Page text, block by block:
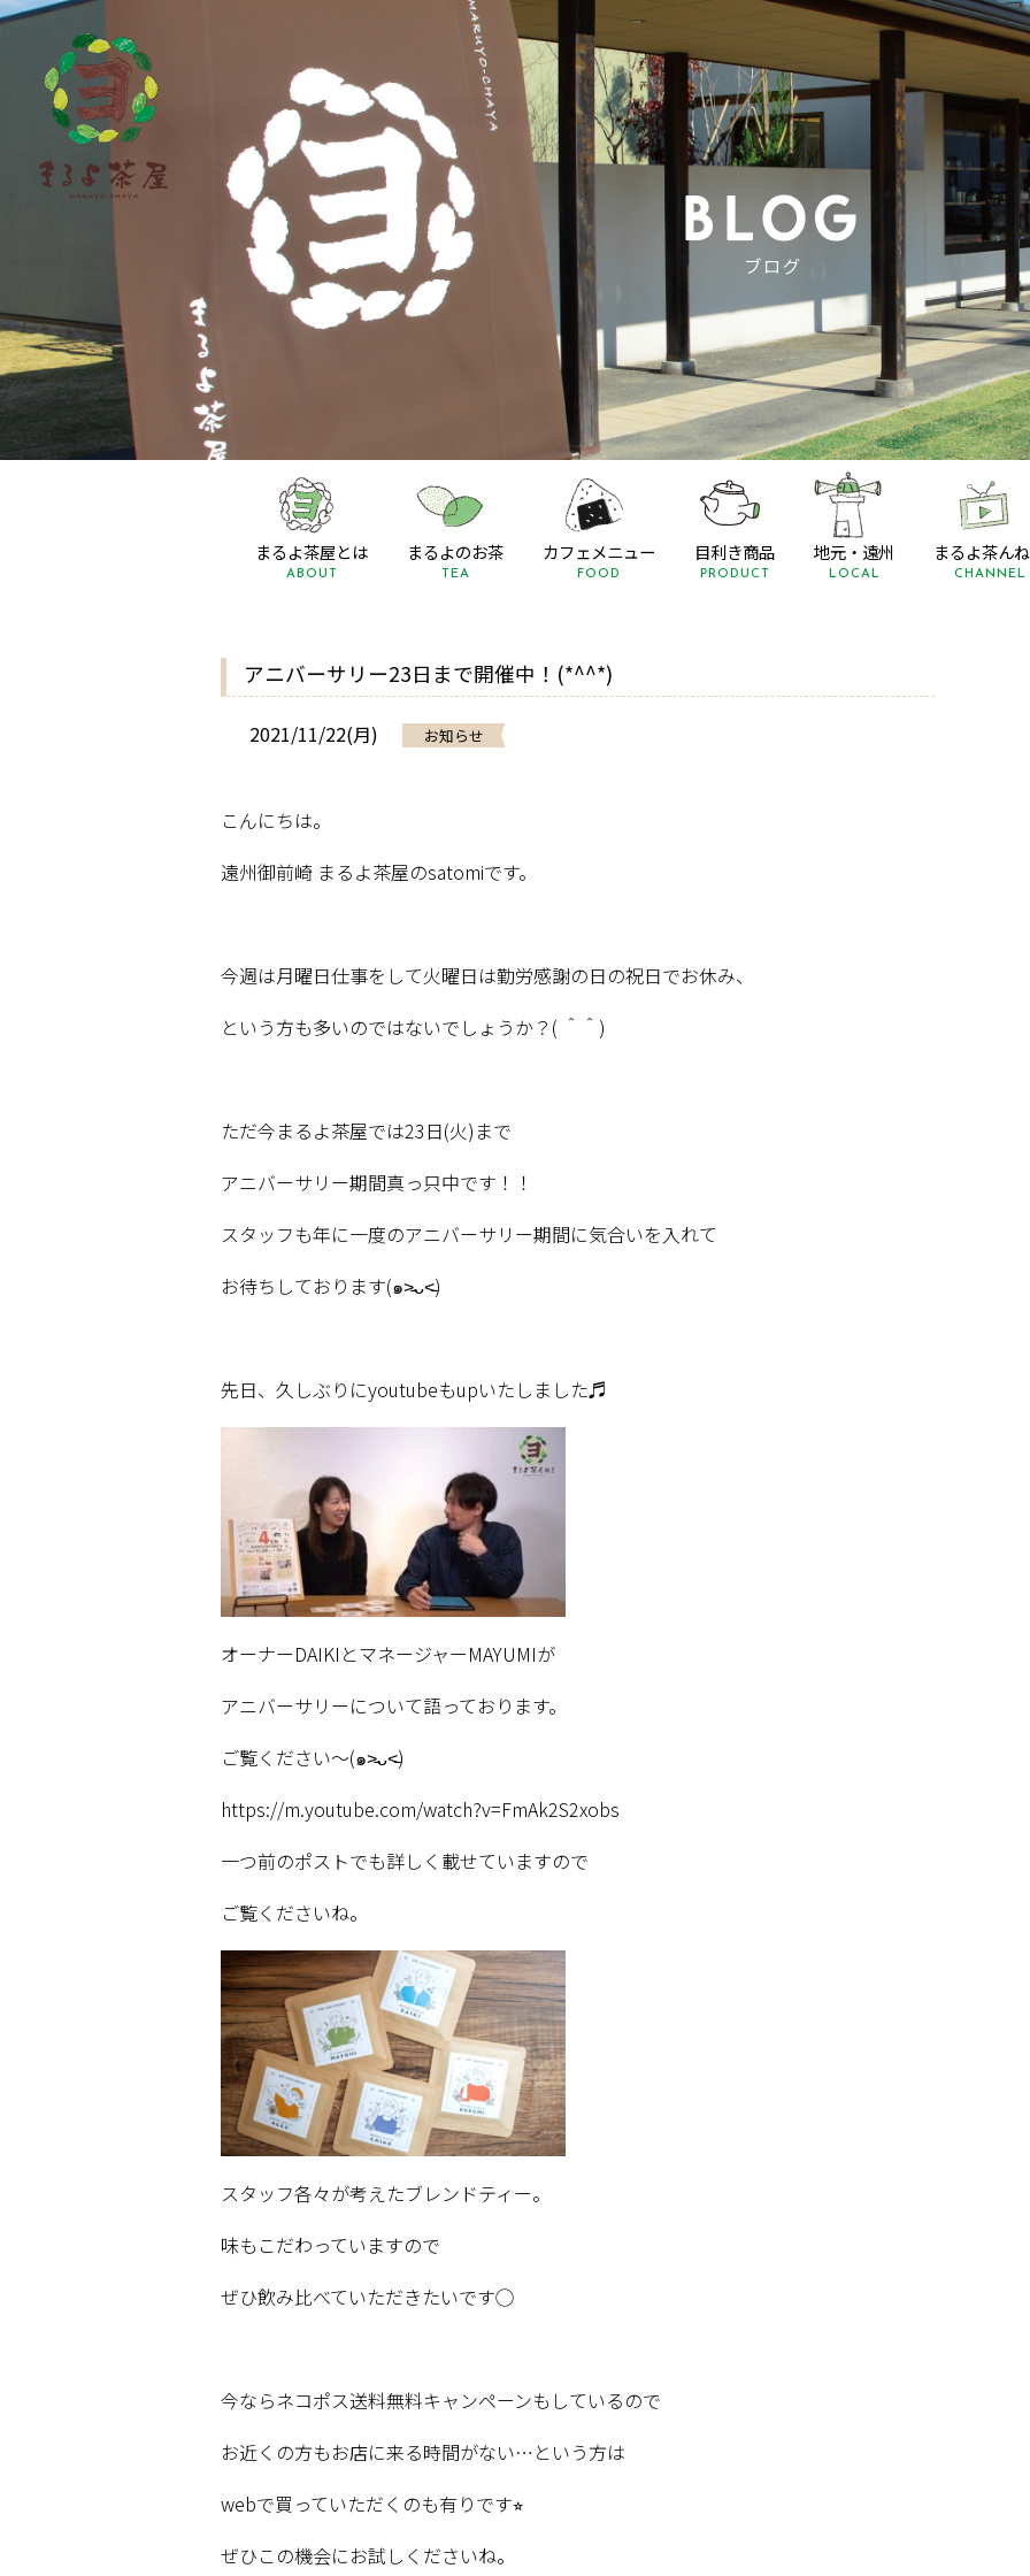
まるよ茶屋とは
ABOUT
まるよのお茶
TEA
カフェメニュー
FOOD
目利き商品
PRODUCT
地元・遠州
LOCAL
まるよ茶ん
CHANNEL
アニバーサリー23日まで開催中！(*^^*)
2021/11/22(月) お知らせ
こんにちは。
遠州御前崎 まるよ茶屋のsatomiです。
今週は月曜日仕事をして火曜日は勤労感謝の日の祝日でお休み、
という方も多いのではないでしょうか？ ( ＾＾ )
ただ今まるよ茶屋では23日(火) まで
アニバーサリー期間真っ只中です！！
スタッフも年に一度のアニバーサリー期間に気合いを入れて
お待ちしております(๑˃̵ᴗ˂̵)
先日、久しぶりにyoutubeもupいたしました♬
オーナーDAIKI とマネージャーMAYUMIが
アニバーサリーについて語っております。
ご覧ください〜(๑˃̵ᴗ˂̵)
https://m.youtube.com/watch?v=FmAk2S2xobs
一つ前のポストでも詳しく載せていますので
ご覧くださいね。
スタッフ各々が考えたブレンドティー。
味もこだわっていますので
ぜひ飲み比べていただきたいです◯
今ならネコポス送料無料キャンペーンもしているので
お近くの方もお店に来る時間がない… という方は
webで買っていただくのも有りです⭐︎
ぜひこの機会にお試しくださいね。